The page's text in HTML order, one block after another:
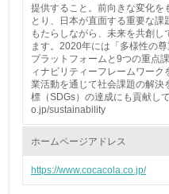
<L2>「３．社会面の取り組み
値を公表している
5.サプライヤーへの取り
<L2> サプライヤーに対して、
提供すること。前向きな変化を
とり、日本が直面する重要な
もたらしながら、未来を共創
ます。2020年には「多様性の
プラットフォームと9つの重点
ィナビリティーフレームワー
業活動を通じて社会課題の解決
標（SDGs）の達成にも貢献し
o.jp/sustainability
ホームページアドレス
https://www.cocacola.co.jp/